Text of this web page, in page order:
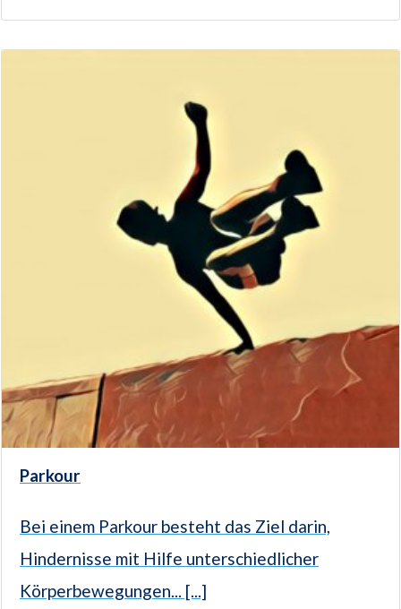
Parkour
Bei einem Parkour besteht das Ziel darin,
Hindernisse mit Hilfe unterschiedlicher
Körperbewegungen... [...]